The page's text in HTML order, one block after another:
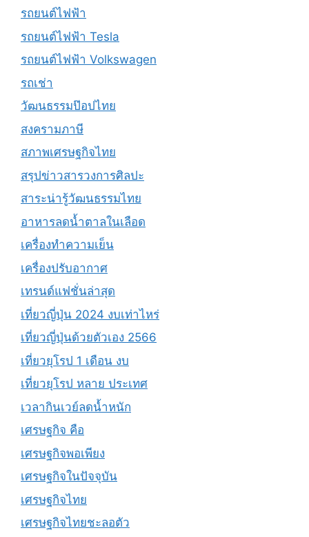
รถยนต์ไฟฟ้า
รถยนต์ไฟฟ้า Tesla
รถยนต์ไฟฟ้า Volkswagen
รถเช่า
วัฒนธรรมป๊อปไทย
สงครามภาษี
สภาพเศรษฐกิจไทย
สรุปข่าวสารวงการศิลปะ
สาระน่ารู้วัฒนธรรมไทย
อาหารลดน้ำตาลในเลือด
เครื่องทำความเย็น
เครื่องปรับอากาศ
เทรนด์แฟชั่นล่าสุด
เที่ยวญี่ปุ่น 2024 งบเท่าไหร่
เที่ยวญี่ปุ่นด้วยตัวเอง 2566
เที่ยวยุโรป 1 เดือน งบ
เที่ยวยุโรป หลาย ประเทศ
เวลากินเวย์ลดน้ำหนัก
เศรษฐกิจ คือ
เศรษฐกิจพอเพียง
เศรษฐกิจในปัจจุบัน
เศรษฐกิจไทย
เศรษฐกิจไทยชะลอตัว